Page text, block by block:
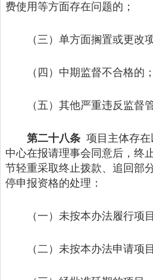
费使用等方面存在问题的；
（三）单方面搁置或更改
（四）中期监督不合格的；
（五）其他严重违反监督
第二十八条 项目主体存
中心在报请理事会同意后，终
节轻重采取终止拨款、追回部
停申报资格的处理：
（一）未按本办法履行项
（二）未按本办法申请项